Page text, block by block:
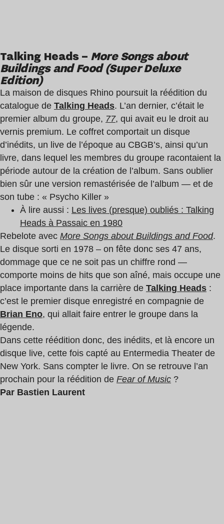
Talking Heads – More Songs about
Buildings and Food (Super Deluxe
Edition)
La maison de disques Rhino poursuit la réédition du
catalogue de Talking Heads. L’an dernier, c’était le
premier album du groupe, 77, qui avait eu le droit au
vernis premium. Le coffret comportait un disque
d’inédits, un live de l’époque au CBGB’s, ainsi qu’un
livre, dans lequel les membres du groupe racontaient la
période autour de la création de l’album. Sans oublier
bien sûr une version remastérisée de l’album — et de
son tube : « Psycho Killer »
À lire aussi : Les lives (presque) oubliés : Talking
Heads à Passaic en 1980
Rebelote avec More Songs about Buildings and Food.
Le disque sorti en 1978 – on fête donc ses 47 ans,
dommage que ce ne soit pas un chiffre rond —
comporte moins de hits que son aîné, mais occupe une
place importante dans la carrière de Talking Heads :
c’est le premier disque enregistré en compagnie de
Brian Eno, qui allait faire entrer le groupe dans la
légende.
Dans cette réédition donc, des inédits, et là encore un
disque live, cette fois capté au Entermedia Theater de
New York. Sans compter le livre. On se retrouve l’an
prochain pour la réédition de Fear of Music ?
Par Bastien Laurent